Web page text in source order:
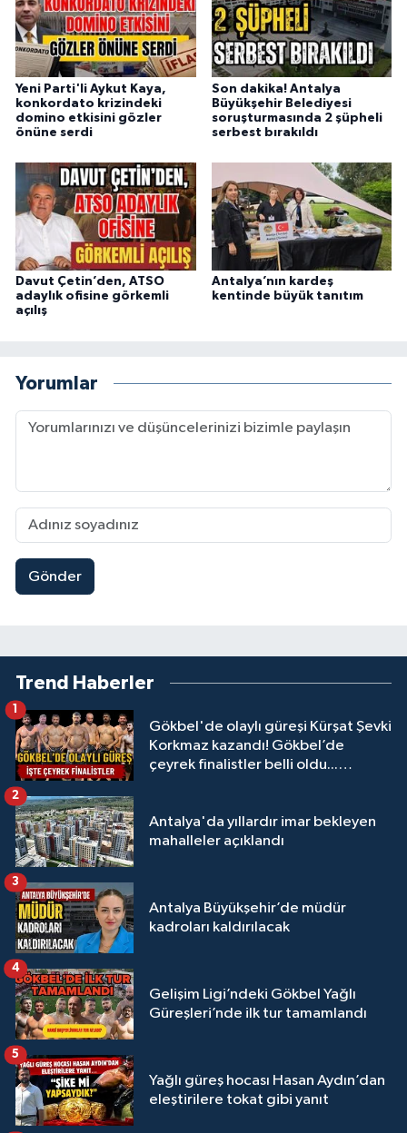
Yeni Parti'li Aykut Kaya,
konkordato krizindeki
domino etkisini gözler
önüne serdi
Son dakika! Antalya
Büyükşehir Belediyesi
soruşturmasında 2 şüpheli
serbest bırakıldı
Davut Çetin’den, ATSO
adaylık ofisine görkemli
açılış
Antalya’nın kardeş
kentinde büyük tanıtım
Yorumlar
Gönder
Trend Haberler
Gökbel'de olaylı güreşi Kürşat Şevki
Korkmaz kazandı! Gökbel’de
çeyrek finalistler belli oldu...
Antalya'da yıllardır imar bekleyen
mahalleler açıklandı
2
Antalya Büyükşehir’de müdür
kadroları kaldırılacak
3
Gelişim Ligi’ndeki Gökbel Yağlı
Güreşleri’nde ilk tur tamamlandı
4
Yağlı güreş hocası Hasan Aydın’dan
eleştirilere tokat gibi yanıt
5